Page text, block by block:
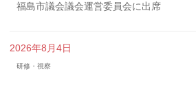
福島市議会議会運営委員会に出席
2026年8月4日
研修・視察